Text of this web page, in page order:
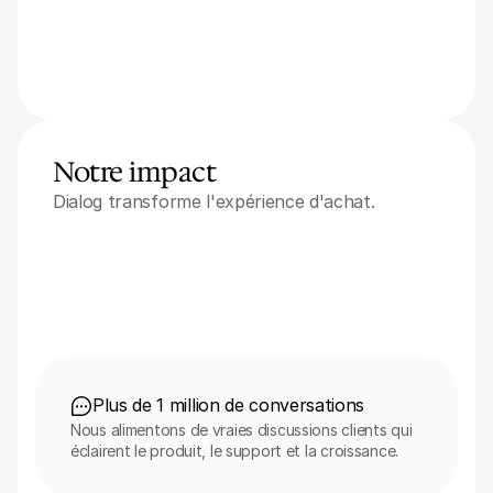
Notre impact
Dialog transforme l'expérience d'achat.
Plus de 1 million de conversations
Nous alimentons de vraies discussions clients qui
éclairent le produit, le support et la croissance.